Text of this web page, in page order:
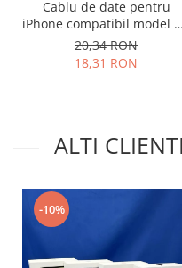
Nokia
Allview
Blackberry
E-BODA
Google
Cablu de date pentru
iPhone compatibil model 3G
3Gs 4 4s
20,34 RON
18,31 RON
ALTI
-10%